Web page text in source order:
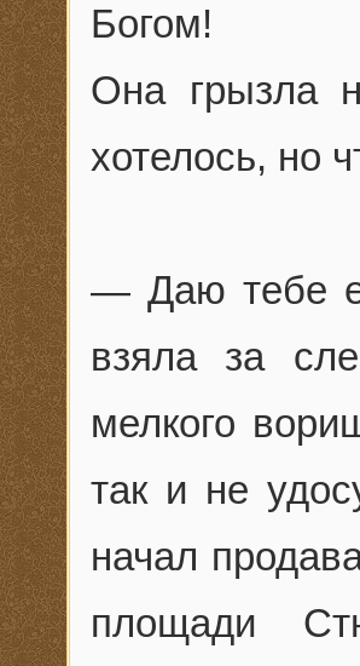
Богом!
Она грызла
хотелось, но
— Даю тебе
взяла за
мелкого
так и не
начал
площади